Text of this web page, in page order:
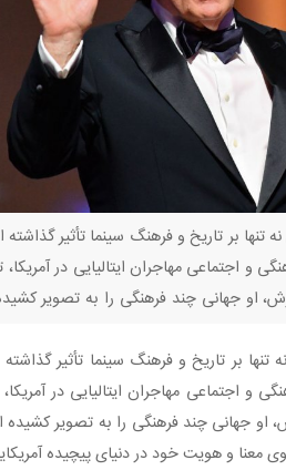
تنها بر تاریخ و فرهنگ سینما تأثیر
و اجتماعی مهاجران ایتالیایی در
او جهانی چند فرهنگی را به تصویر
تنها بر تاریخ و فرهنگ سینما تأثیر
اجتماعی مهاجران ایتالیایی در
او جهانی چند فرهنگی را به تصویر
و هویت خود در دنیای پیچیده